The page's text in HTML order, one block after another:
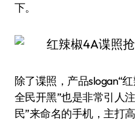
下。
除了谍照，产品slogan“
全民开黑”也是非常引人
民”来命名的手机，主打